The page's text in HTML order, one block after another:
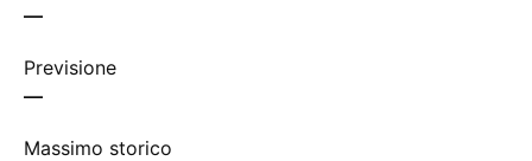
—
Previsione
—
Massimo storico